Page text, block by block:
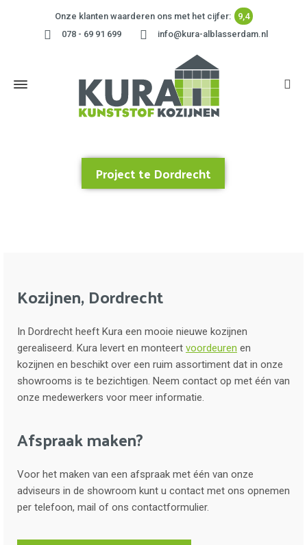
Onze klanten waarderen ons met het cijfer:
9,4
078 - 69 91 699
info@kura-alblasserdam.nl
Project te Dordrecht
Kozijnen, Dordrecht
In Dordrecht heeft Kura een mooie nieuwe kozijnen
gerealiseerd. Kura levert en monteert voordeuren en
kozijnen en beschikt over een ruim assortiment dat in onze
showrooms is te bezichtigen. Neem contact op met één van
onze medewerkers voor meer informatie.
Afspraak maken?
Voor het maken van een afspraak met één van onze
adviseurs in de showroom kunt u contact met ons opnemen
per telefoon, mail of ons contactformulier.